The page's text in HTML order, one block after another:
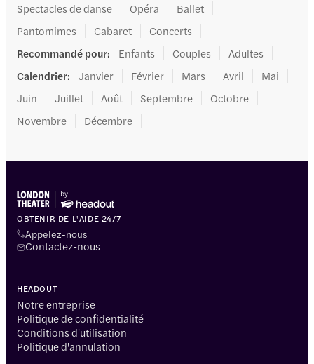
Spectacles de danse
Opéra
Ballet
Pantomimes
Cabaret
Concerts
Recommandé pour: Enfants Couples
Adultes
Calendrier: Janvier Février Mars Avril
Mai
Juin
Juillet Août Septembre
Octobre
Novembre
Décembre
OBTENIR DE L'AIDE 24/7
Appelez-nous
Contactez-nous
HEADOUT
Notre entreprise
Politique de confidentialité
Conditions d'utilisation
Politique d'annulation